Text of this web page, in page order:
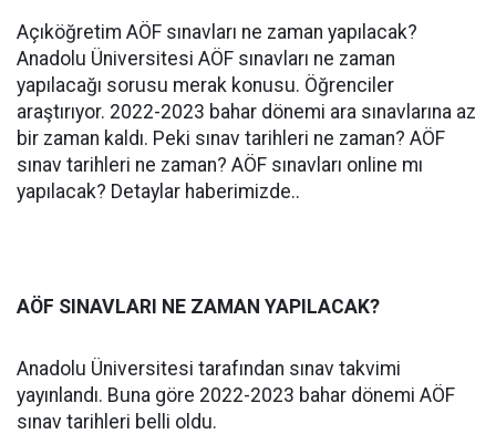
Açıköğretim AÖF sınavları ne zaman yapılacak?
Anadolu Üniversitesi AÖF sınavları ne zaman
yapılacağı sorusu merak konusu. Öğrenciler
araştırıyor. 2022-2023 bahar dönemi ara sınavlarına az
bir zaman kaldı. Peki sınav tarihleri ne zaman? AÖF
sınav tarihleri ne zaman? AÖF sınavları online mı
yapılacak? Detaylar haberimizde..
AÖF SINAVLARI NE ZAMAN YAPILACAK?
Anadolu Üniversitesi tarafından sınav takvimi
yayınlandı. Buna göre 2022-2023 bahar dönemi AÖF
sınav tarihleri belli oldu.